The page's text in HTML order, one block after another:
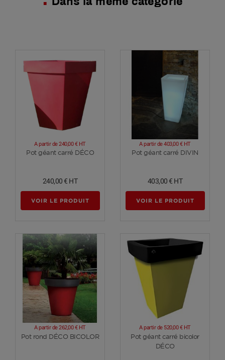
Voir plus
Pot géant carré DÉCO
A partir de240,00 € HT
240,00 € HT
VOIR LE PRODUIT
Voir plus
Pot géant carré DIVIN
A partir de403,00 € HT
403,00 € HT
VOIR LE PRODUIT
Voir plus
Pot rond DÉCO BICOLOR
A partir de262,00 € HT
Voir plus
Pot géant carré bicolor
DÉCO
A partir de 520,00 € HT